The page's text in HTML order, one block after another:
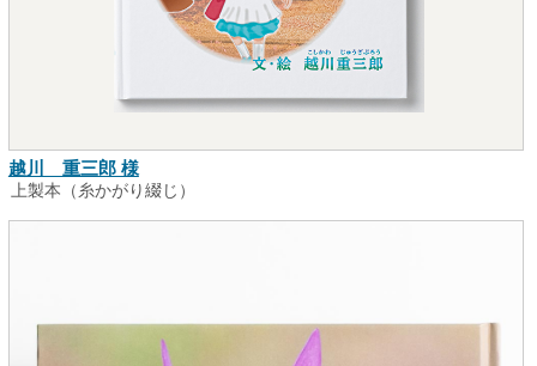
越川 重三郎 様
上製本（糸かがり綴じ）